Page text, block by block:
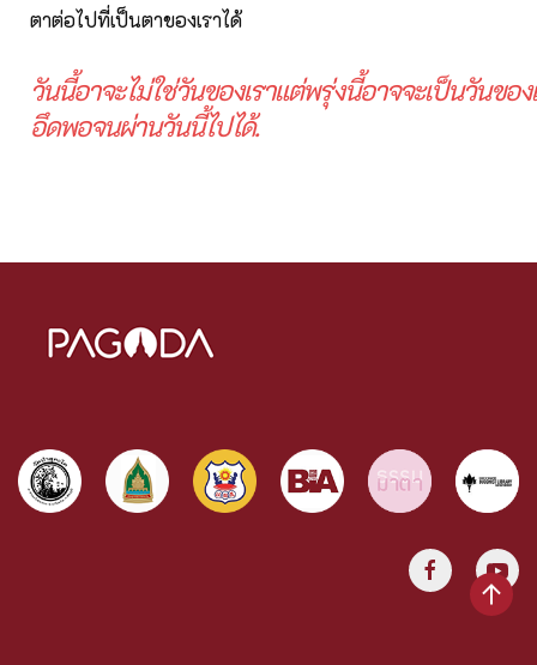
ตาต่อไปที่เป็นตาของเราได้
วันนี้อาจะไม่ใช่วันของเราแต่พรุ่งนี้อาจจะเป็นวันของ
อึดพอจนผ่านวันนี้ไปได้.